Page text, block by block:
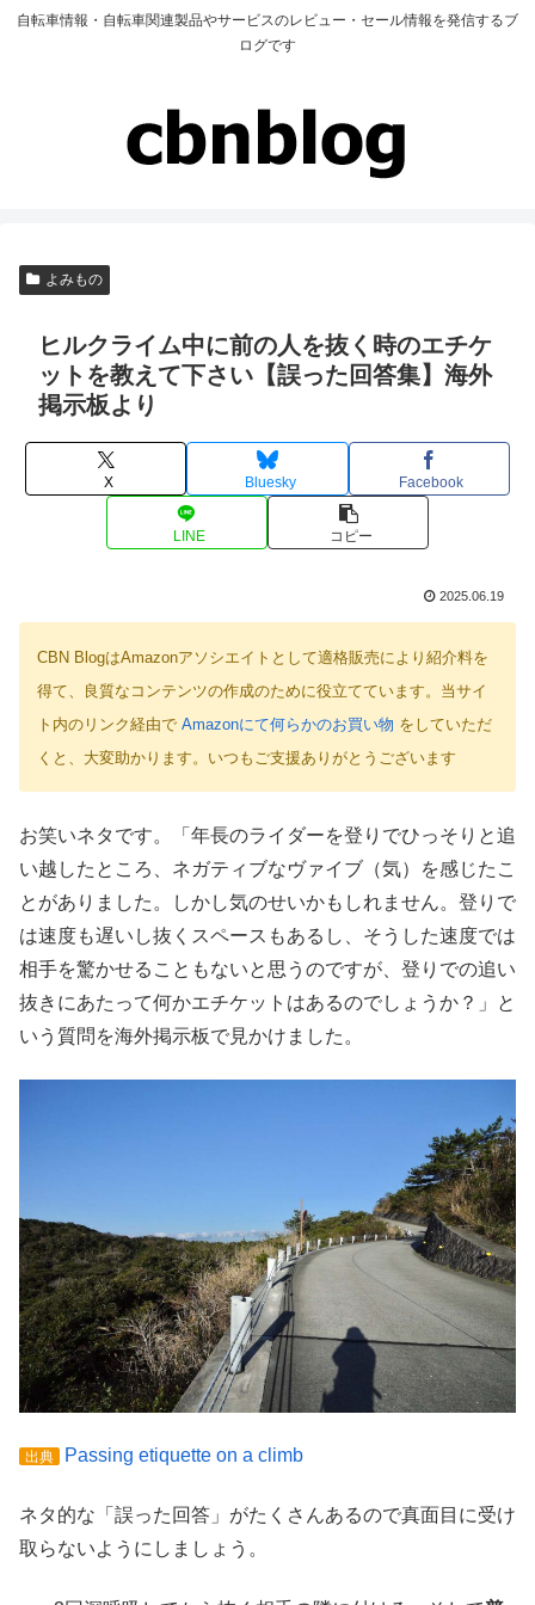
自転車情報・自転車関連製品やサービスのレビュー・セール情報を発信するブ
ログです
よみもの
ヒルクライム中に前の人を抜く時のエチケ
ットを教えて下さい【誤った回答集】海外
掲示板より
X Bluesky Facebook
LINE コピー
2025.06.19
CBN BlogはAmazonアソシエイトとして適格販売により紹介料を
得て、良質なコンテンツの作成のために役立てています。当サイ
ト内のリンク経由で Amazonにて何らかのお買い物 をしていただ
くと、大変助かります。いつもご支援ありがとうございます
お笑いネタです。「年長のライダーを登りでひっそりと追
い越したところ、ネガティブなヴァイブ（気）を感じたこ
とがありました。しかし気のせいかもしれません。登りで
は速度も遅いし抜くスペースもあるし、そうした速度では
相手を驚かせることもないと思うのですが、登りでの追い
抜きにあたって何かエチケットはあるのでしょうか？」と
いう質問を海外掲示板で見かけました。
出典 Passing etiquette on a climb
ネタ的な「誤った回答」がたくさんあるので真面目に受け
取らないようにしましょう。